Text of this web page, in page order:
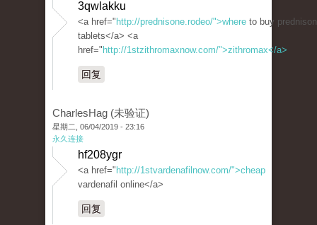
3qwlakku
<a href=" http://prednisone.rodeo/">where to buy
tablets</a> <a
href=" http://1stzithromaxnow.com/">zithromax</a>
回复
CharlesHag (未验证)
星期二, 06/04/2019 - 23:16
永久连接
hf208ygr
<a href=" http://1stvardenafilnow.com/">cheap
vardenafil online</a>
回复